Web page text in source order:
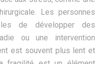
Les personnes
de développer des
ou une intervention
est souvent plus lent et